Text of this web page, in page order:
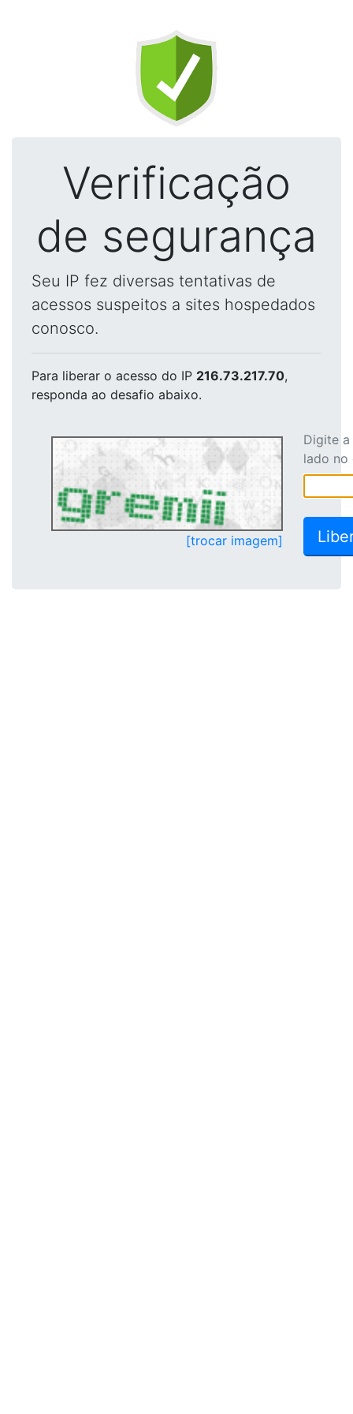
Verificação
de segurança
Seu IP fez diversas tentativas de
acessos suspeitos a sites hospedados
conosco.
Para liberar o acesso do IP 216.73.217.70,
responda ao desafio abaixo.
[trocar imagem]
Digite
lado no